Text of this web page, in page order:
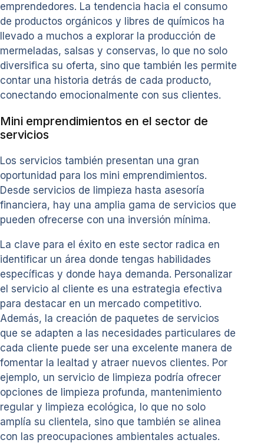
emprendedores. La tendencia hacia el consumo
de productos orgánicos y libres de químicos ha
llevado a muchos a explorar la producción de
mermeladas, salsas y conservas, lo que no solo
diversifica su oferta, sino que también les permite
contar una historia detrás de cada producto,
conectando emocionalmente con sus clientes.
Mini emprendimientos en el sector de
servicios
Los servicios también presentan una gran
oportunidad para los mini emprendimientos.
Desde servicios de limpieza hasta asesoría
financiera, hay una amplia gama de servicios que
pueden ofrecerse con una inversión mínima.
La clave para el éxito en este sector radica en
identificar un área donde tengas habilidades
específicas y donde haya demanda. Personalizar
el servicio al cliente es una estrategia efectiva
para destacar en un mercado competitivo.
Además, la creación de paquetes de servicios
que se adapten a las necesidades particulares de
cada cliente puede ser una excelente manera de
fomentar la lealtad y atraer nuevos clientes. Por
ejemplo, un servicio de limpieza podría ofrecer
opciones de limpieza profunda, mantenimiento
regular y limpieza ecológica, lo que no solo
amplía su clientela, sino que también se alinea
con las preocupaciones ambientales actuales.